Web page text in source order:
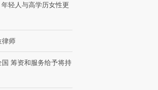
育部长拱下台
【商旅对话】华住集团
轻人与高学历女性更
律师
筹资和服务给予将持